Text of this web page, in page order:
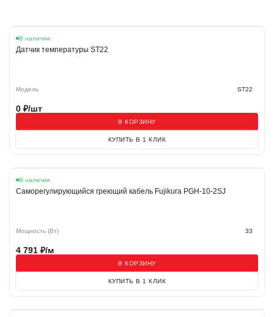
В наличии
Датчик температуры ST22
Модель ST22
0 ₽/шт
В КОРЗИНУ
КУПИТЬ В 1 КЛИК
В наличии
Cаморегулирующийся греющий кабель Fujikura PGH-10-2SJ
Мощность (Вт) 33
4 791 ₽/м
В КОРЗИНУ
КУПИТЬ В 1 КЛИК